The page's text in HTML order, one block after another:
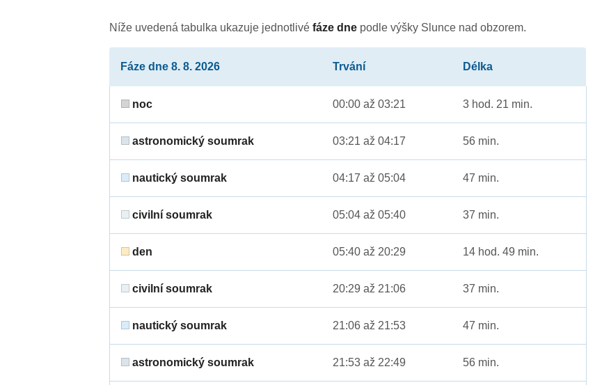
Níže uvedená tabulka ukazuje jednotlivéfáze dne podle výšky Slunce nad obzorem.
Fáze dne 8. 8. 2026 Trvání Délka
noc 00:00 až 03:21 3 hod. 21 min.
astronomický soumrak 03:21 až 04:17 56 min.
nautický soumrak 04:17 až 05:04 47 min.
civilní soumrak 05:04 až 05:40 37 min.
den 05:40 až 20:29 14 hod. 49 min.
civilní soumrak 20:29 až 21:06 37 min.
nautický soumrak 21:06 až 21:53 47 min.
astronomický soumrak 21:53 až 22:49 56 min.